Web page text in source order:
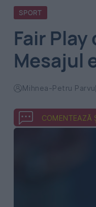
SPORT
Fair
Mesajul
Mihnea-Petru Parvu
COMENTEAZĂ